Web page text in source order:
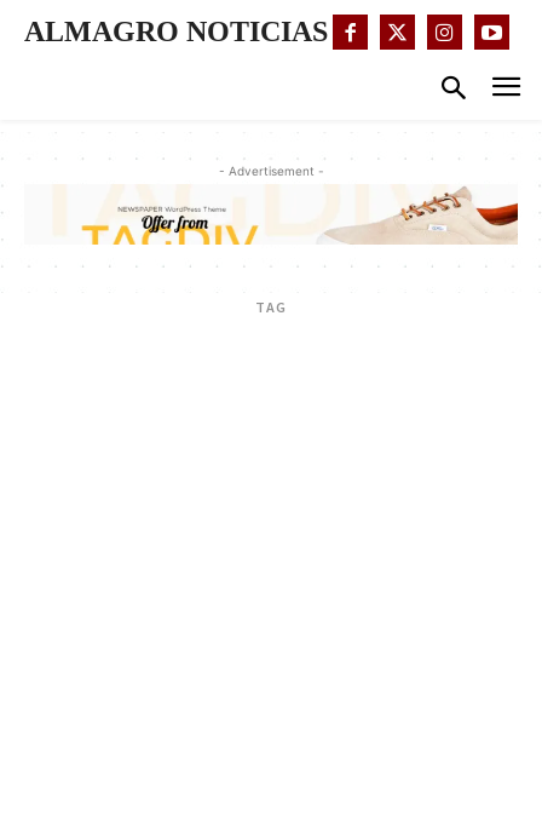
ALMAGRO NOTICIAS
- Advertisement -
TAG